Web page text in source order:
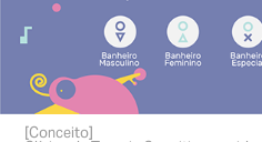
[Conceito]